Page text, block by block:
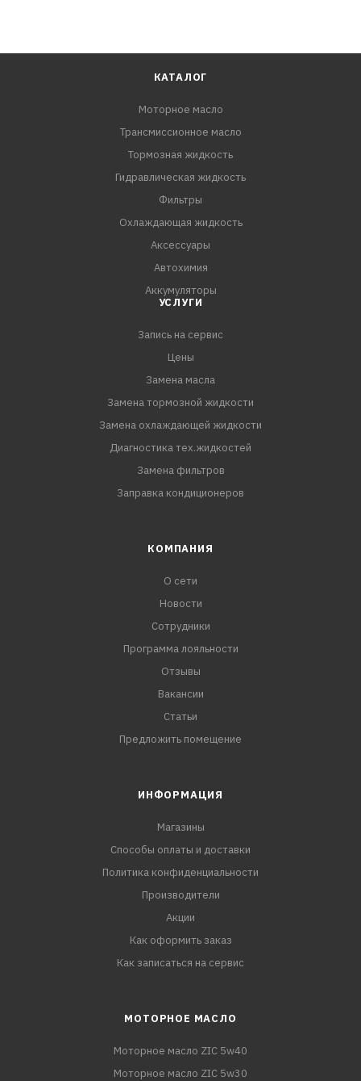
КАТАЛОГ
Моторное масло
Трансмиссионное масло
Тормозная жидкость
Гидравлическая жидкость
Фильтры
Охлаждающая жидкость
Аксессуары
Автохимия
Аккумуляторы
УСЛУГИ
Запись на сервис
Цены
Замена масла
Замена тормозной жидкости
Замена охлаждающей жидкости
Диагностика тех.жидкостей
Замена фильтров
Заправка кондиционеров
КОМПАНИЯ
О сети
Новости
Сотрудники
Программа лояльности
Отзывы
Вакансии
Статьи
Предложить помещение
ИНФОРМАЦИЯ
Магазины
Способы оплаты и доставки
Политика конфиденциальности
Производители
Акции
Как оформить заказ
Как записаться на сервис
МОТОРНОЕ МАСЛО
Моторное масло ZIC 5w40
Моторное масло ZIC 5w30